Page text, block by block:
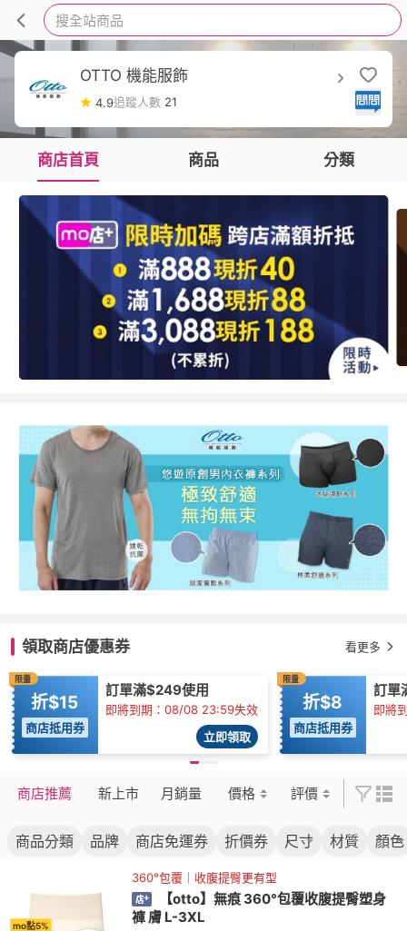
搜全站商品
OTTO 機能服飾
4.9追蹤人數 21
商店首頁 商品 分類
領取商店優惠券 看更多
限量
折$15
商店抵用券
訂單滿$249使用
即將到期：08/08 23:59失效
立即領取
限量
折$8
商店抵用券
訂單
即將
商店推薦 新上市 月銷量 價格 評價
商品分類 品牌 商店免運券 折價券 尺寸 材質 顏色
mo點5%
360°包覆｜收腹提臀更有型
【otto】無痕 360°包覆收腹提臀塑身
褲 膚 L-3XL